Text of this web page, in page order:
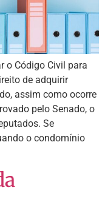
o Código Civil para
de adquirir
assim como ocorre
pelo Senado, o
Se
o condomínio